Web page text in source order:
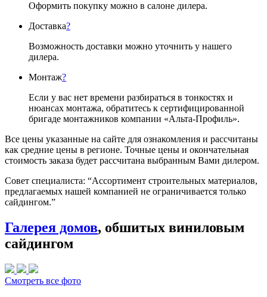
Оформить покупку можно в салоне дилера.
Доставка?
Возможность доставки можно уточнить у нашего
дилера.
Монтаж?
Если у вас нет времени разбираться в тонкостях и
нюансах монтажа, обратитесь к сертифицированной
бригаде монтажников компании «Альта-Профиль».
Все цены указанные на сайте для ознакомления и рассчитаны
как средние цены в регионе. Точные цены и окончательная
стоимость заказа будет рассчитана выбранным Вами дилером.
Совет специалиста: “Ассортимент строительных материалов,
предлагаемых нашей компанией не ограничивается только
сайдингом.”
Галерея домов, обшитых виниловым
сайдингом
Смотреть все фото